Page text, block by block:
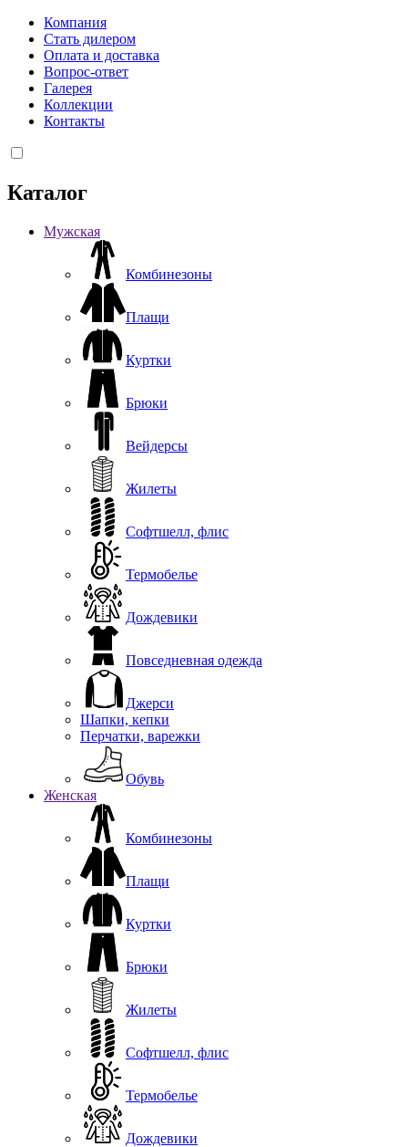
Компания
Стать дилером
Оплата и доставка
Вопрос-ответ
Галерея
Коллекции
Контакты
Каталог
Мужская
Комбинезоны
Плащи
Куртки
Брюки
Вейдерсы
Жилеты
Софтшелл, флис
Термобелье
Дождевики
Повседневная одежда
Джерси
Шапки, кепки
Перчатки, варежки
Обувь
Женская
Комбинезоны
Плащи
Куртки
Брюки
Жилеты
Софтшелл, флис
Термобелье
Дождевики